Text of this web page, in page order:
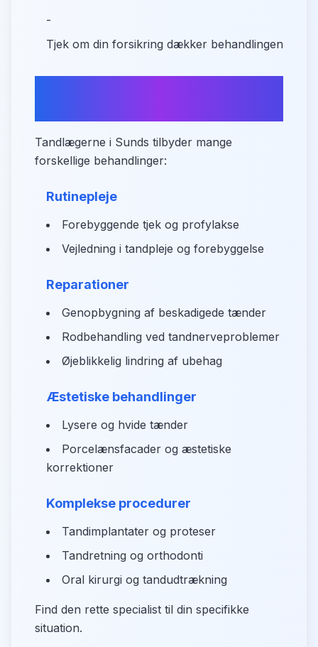
-
Tjek om din forsikring dækker behandlingen
Tandlægerne i Sunds tilbyder mange
forskellige behandlinger:
Rutinepleje
Forebyggende tjek og profylakse
Vejledning i tandpleje og forebyggelse
Reparationer
Genopbygning af beskadigede tænder
Rodbehandling ved tandnerveproblemer
Øjeblikkelig lindring af ubehag
Æstetiske behandlinger
Lysere og hvide tænder
Porcelænsfacader og æstetiske
korrektioner
Komplekse procedurer
Tandimplantater og proteser
Tandretning og orthodonti
Oral kirurgi og tandudtrækning
Find den rette specialist til din specifikke
situation.